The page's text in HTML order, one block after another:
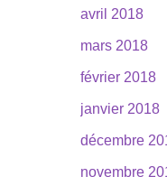
avril 2018
mars 2018
février 2018
janvier 2018
décembre
novembre